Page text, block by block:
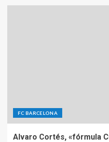
FC BARCELONA
Alvaro Cortés, «fórmula